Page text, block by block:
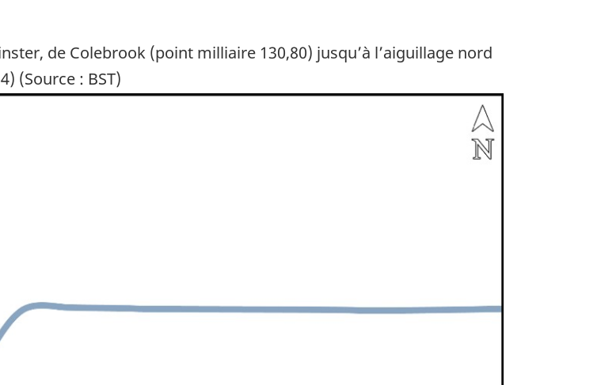
de Colebrook (point milliaire 130,80) jusqu’à l’aiguillage nord
(Source : BST)